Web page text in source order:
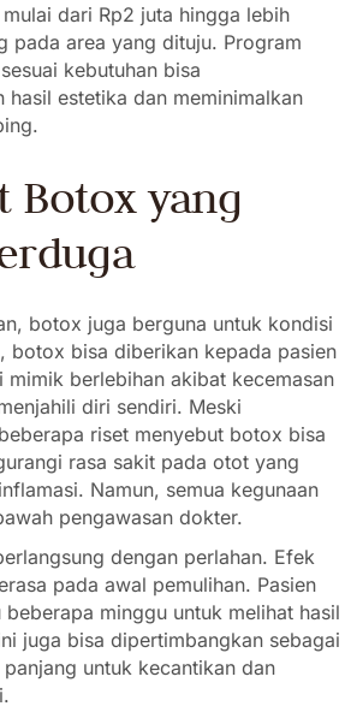
dari Rp2 juta hingga lebih
pada area yang dituju. Program
kebutuhan bisa
hasil estetika dan meminimalkan
Botox yang
botox juga berguna untuk kondisi
botox bisa diberikan kepada pasien
mimik berlebihan akibat kecemasan
diri sendiri. Meski
riset menyebut botox bisa
rasa sakit pada otot yang
Namun, semua kegunaan
pengawasan dokter.
dengan perlahan. Efek
pada awal pemulihan. Pasien
beberapa minggu untuk melihat hasil
juga bisa dipertimbangkan sebagai
untuk kecantikan dan